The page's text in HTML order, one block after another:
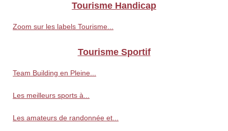
Tourisme Handicap
Zoom sur les labels Tourisme...
Tourisme Sportif
Team Building en Pleine...
Les meilleurs sports à...
Les amateurs de randonnée et...